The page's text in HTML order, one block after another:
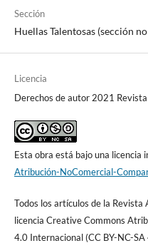
Sección
Huellas Talentosas (sección
Licencia
Derechos de autor 2021
Esta obra está bajo una licencia
Atribución-NoComercial-
Todos los artículos de la Revista
licencia Creative Commons
4.0 Internacional (CC BY-NC-SA